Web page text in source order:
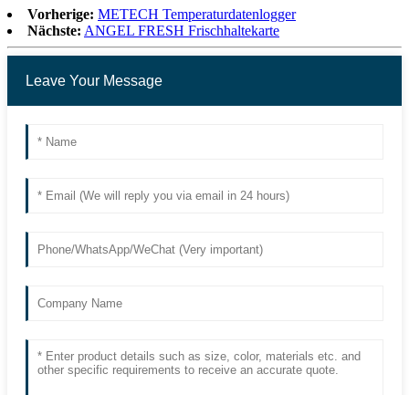
Vorherige: METECH Temperaturdatenlogger
Nächste: ANGEL FRESH Frischhaltekarte